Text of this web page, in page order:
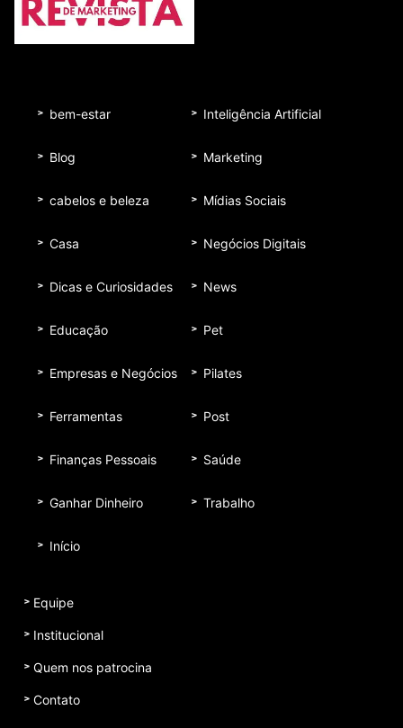
bem-estar
Blog
cabelos e beleza
Casa
Dicas e Curiosidades
Educação
Empresas e Negócios
Ferramentas
Finanças Pessoais
Ganhar Dinheiro
Início
Inteligência Artificial
Marketing
Mídias Sociais
Negócios Digitais
News
Pet
Pilates
Post
Saúde
Trabalho
Equipe
Institucional
Quem nos patrocina
Contato